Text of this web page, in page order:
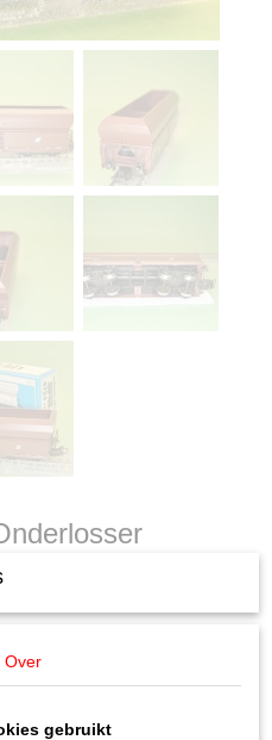
Over
gebruikt